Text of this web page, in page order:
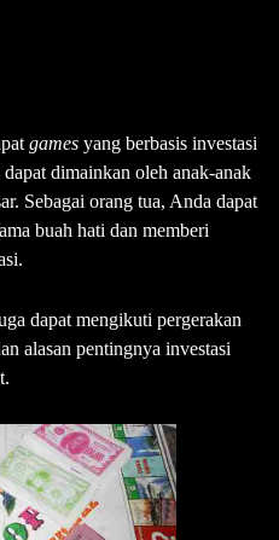
games yang berbasis investasi
dimainkan oleh anak-anak
Sebagai orang tua, Anda dapat
buah hati dan memberi
dapat mengikuti pergerakan
alasan pentingnya investasi